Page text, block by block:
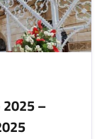
2025 –